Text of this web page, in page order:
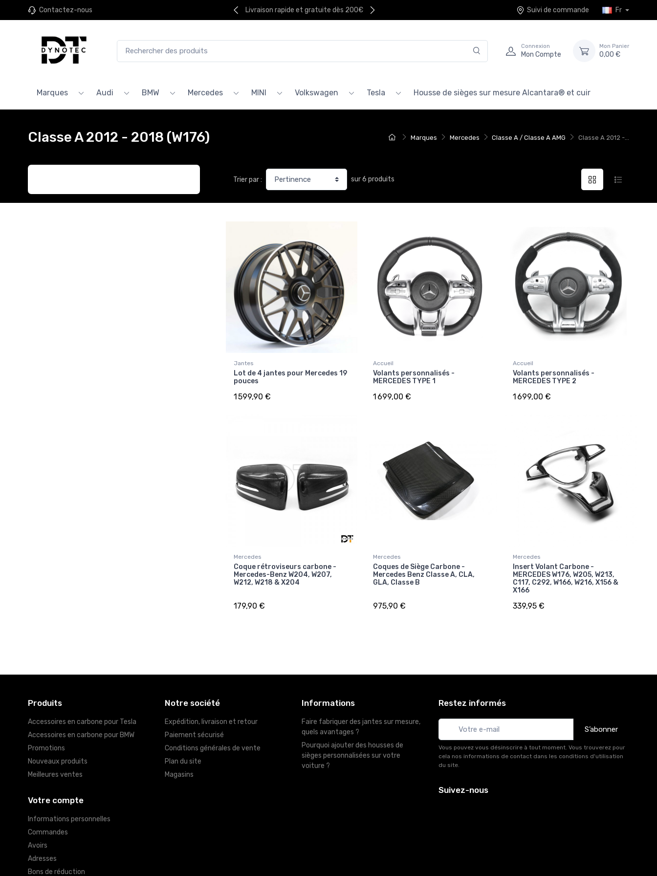
Contactez-nous Livraison rapide et gratuite dès 200€ Suivi de commande Fr
Connexion
Mon Compte
Mon Panier
0,00 €
Marques Audi BMW Mercedes MINI Volkswagen Tesla Housse de sièges sur mesure Alcantara® et cuir
Marques Mercedes Classe A / Classe A AMG Classe A 2012 -...
Classe A 2012 - 2018 (W176)
Trier par : sur 6 produits
Jantes
Lot de 4 jantes pour Mercedes 19
pouces
1 599,90 €
Accueil
Volants personnalisés -
MERCEDES TYPE 1
1 699,00 €
Accueil
Volants personnalisés -
MERCEDES TYPE 2
1 699,00 €
Mercedes
Coque rétroviseurs carbone -
Mercedes-Benz W204, W207,
W212, W218 & X204
179,90 €
Mercedes
Coques de Siège Carbone -
Mercedes Benz Classe A, CLA,
GLA, Classe B
975,90 €
Mercedes
Insert Volant Carbone -
MERCEDES W176, W205, W213,
C117, C292, W166, W216, X156 &
X166
339,95 €
Produits
Accessoires en carbone pour Tesla
Accessoires en carbone pour BMW
Promotions
Nouveaux produits
Meilleures ventes
Notre société
Expédition, livraison et retour
Paiement sécurisé
Conditions générales de vente
Plan du site
Magasins
Informations
Faire fabriquer des jantes sur mesure,
quels avantages ?
Pourquoi ajouter des housses de
sièges personnalisées sur votre
voiture ?
Votre compte
Informations personnelles
Commandes
Avoirs
Adresses
Bons de réduction
Restez informés
S’abonner
Vous pouvez vous désinscrire à tout moment. Vous trouverez pour
cela nos informations de contact dans les conditions d'utilisation
du site.
Suivez-nous